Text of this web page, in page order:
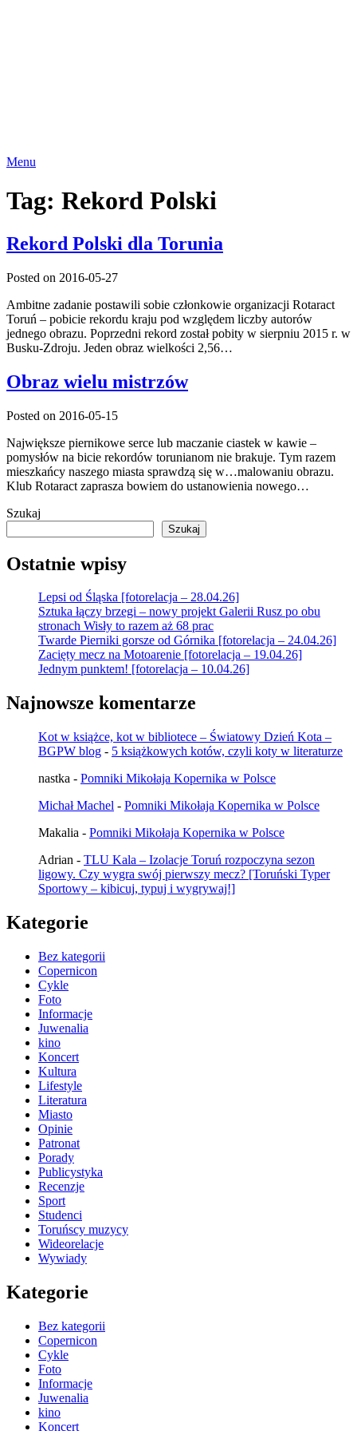
Menu
Tag: Rekord Polski
Rekord Polski dla Torunia
Posted on 2016-05-27
Ambitne zadanie postawili sobie członkowie organizacji Rotaract
Toruń – pobicie rekordu kraju pod względem liczby autorów
jednego obrazu. Poprzedni rekord został pobity w sierpniu 2015 r. w
Busku-Zdroju. Jeden obraz wielkości 2,56…
Obraz wielu mistrzów
Posted on 2016-05-15
Największe piernikowe serce lub maczanie ciastek w kawie –
pomysłów na bicie rekordów torunianom nie brakuje. Tym razem
mieszkańcy naszego miasta sprawdzą się w…malowaniu obrazu.
Klub Rotaract zaprasza bowiem do ustanowienia nowego…
Szukaj
Szukaj
Ostatnie wpisy
Lepsi od Śląska [fotorelacja – 28.04.26]
Sztuka łączy brzegi – nowy projekt Galerii Rusz po obu
stronach Wisły to razem aż 68 prac
Twarde Pierniki gorsze od Górnika [fotorelacja – 24.04.26]
Zacięty mecz na Motoarenie [fotorelacja – 19.04.26]
Jednym punktem! [fotorelacja – 10.04.26]
Najnowsze komentarze
Kot w książce, kot w bibliotece – Światowy Dzień Kota –
BGPW blog - 5 książkowych kotów, czyli koty w literaturze
nastka - Pomniki Mikołaja Kopernika w Polsce
Michał Machel - Pomniki Mikołaja Kopernika w Polsce
Makalia - Pomniki Mikołaja Kopernika w Polsce
Adrian - TLU Kala – Izolacje Toruń rozpoczyna sezon
ligowy. Czy wygra swój pierwszy mecz? [Toruński Typer
Sportowy – kibicuj, typuj i wygrywaj!]
Kategorie
Bez kategorii
Copernicon
Cykle
Foto
Informacje
Juwenalia
kino
Koncert
Kultura
Lifestyle
Literatura
Miasto
Opinie
Patronat
Porady
Publicystyka
Recenzje
Sport
Studenci
Toruńscy muzycy
Wideorelacje
Wywiady
Kategorie
Bez kategorii
Copernicon
Cykle
Foto
Informacje
Juwenalia
kino
Koncert